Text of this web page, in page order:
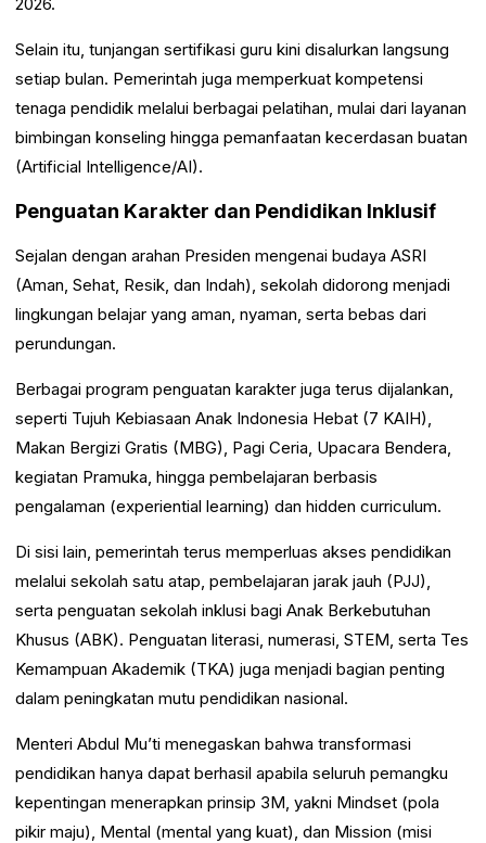
Selain itu, tunjangan sertifikasi guru kini disalurkan langsung
setiap bulan. Pemerintah juga memperkuat kompetensi
tenaga pendidik melalui berbagai pelatihan, mulai dari layanan
bimbingan konseling hingga pemanfaatan kecerdasan buatan
(Artificial Intelligence/AI).
Penguatan Karakter dan Pendidikan Inklusif
Sejalan dengan arahan Presiden mengenai budaya ASRI
(Aman, Sehat, Resik, dan Indah), sekolah didorong menjadi
lingkungan belajar yang aman, nyaman, serta bebas dari
perundungan.
Berbagai program penguatan karakter juga terus dijalankan,
seperti Tujuh Kebiasaan Anak Indonesia Hebat (7 KAIH),
Makan Bergizi Gratis (MBG), Pagi Ceria, Upacara Bendera,
kegiatan Pramuka, hingga pembelajaran berbasis
pengalaman (experiential learning) dan hidden curriculum.
Di sisi lain, pemerintah terus memperluas akses pendidikan
melalui sekolah satu atap, pembelajaran jarak jauh (PJJ),
serta penguatan sekolah inklusi bagi Anak Berkebutuhan
Khusus (ABK). Penguatan literasi, numerasi, STEM, serta Tes
Kemampuan Akademik (TKA) juga menjadi bagian penting
dalam peningkatan mutu pendidikan nasional.
Menteri Abdul Mu’ti menegaskan bahwa transformasi
pendidikan hanya dapat berhasil apabila seluruh pemangku
kepentingan menerapkan prinsip 3M, yakni Mindset (pola
pikir maju), Mental (mental yang kuat), dan Mission (misi